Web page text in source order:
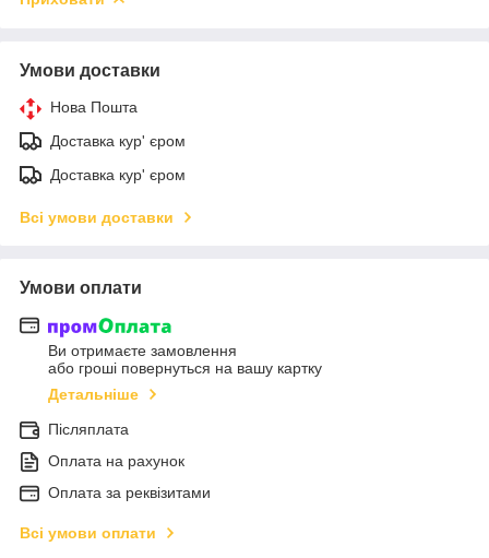
Умови доставки
Нова Пошта
Доставка кур' єром
Доставка кур' єром
Всі умови доставки
Умови оплати
Ви отримаєте замовлення
або гроші повернуться на вашу картку
Детальніше
Післяплата
Оплата на рахунок
Оплата за реквізитами
Всі умови оплати